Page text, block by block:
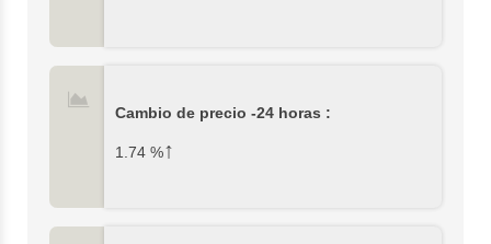
Cambio de precio -24 horas :
1.74 %↑